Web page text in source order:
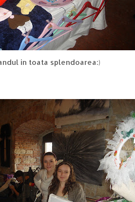
in toata splendoarea:)